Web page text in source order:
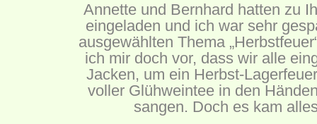
Annette und Bernhard hatten zu
eingeladen und ich war sehr
ausgewählten Thema
ich mir doch vor, dass wir alle
Jacken, um ein Herbst-
voller Glühweintee in den
sangen. Doch es kam